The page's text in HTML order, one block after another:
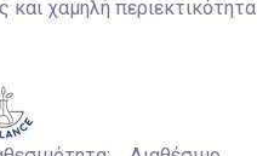
και χαμηλή